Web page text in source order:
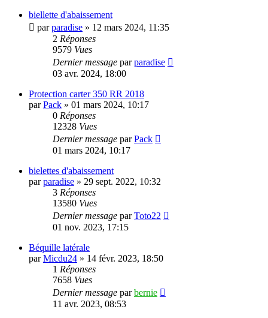
biellette d'abaissement
parparadise » 12 mars 2024, 11:35
2 Réponses
9579 Vues
Dernier message parparadise
03 avr. 2024, 18:00
Protection carter 350 RR 2018
parPack » 01 mars 2024, 10:17
0 Réponses
12328 Vues
Dernier message parPack
01 mars 2024, 10:17
bielettes d'abaissement
parparadise » 29 sept. 2022, 10:32
3 Réponses
13580 Vues
Dernier message parToto22
01 nov. 2023, 17:15
Béquille latérale
parMicdu24 » 14 févr. 2023, 18:50
1 Réponses
7658 Vues
Dernier message parbernie
11 avr. 2023, 08:53